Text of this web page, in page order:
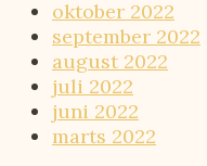
oktober 2022
september 2022
august 2022
juli 2022
juni 2022
marts 2022